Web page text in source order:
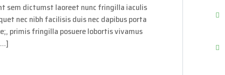
sem dictumst laoreet nunc fringilla iaculis
nec nibh facilisis duis nec dapibus porta
primis fringilla posuere lobortis vivamus